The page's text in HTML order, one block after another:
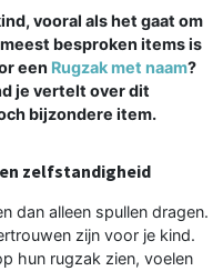
vooral als het gaat om
besproken items is
een Rugzak met naam?
je vertelt over dit
bijzondere item.
zelfstandigheid
dan alleen spullen dragen.
zijn voor je kind.
hun rugzak zien, voelen